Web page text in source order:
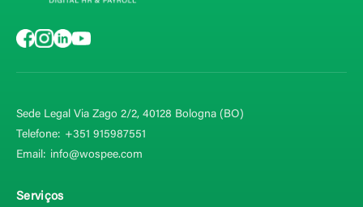
Sede Legal Via Zago 2/2, 40128 Bologna (BO)
Telefone: +351 915987551
Email: info@wospee.com
Serviços